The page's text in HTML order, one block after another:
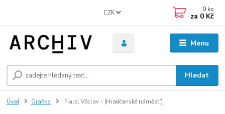
Menu
CZK
Hledat
0 ks
za 0 Kč
Úvod Grafika Fiala, Václav - (Hradčanské náměstí)